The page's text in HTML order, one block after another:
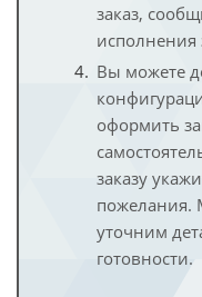
заказ,
исполнения
Вы можете
оформить
заказу
пожелания.
уточним
готовности.